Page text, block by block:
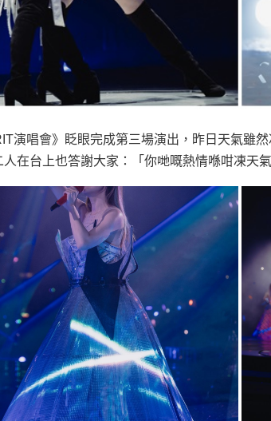
演唱會》眨眼完成第三場演出，昨日天氣雖
在台上也答謝大家：「你哋嘅熱情喺咁凍天